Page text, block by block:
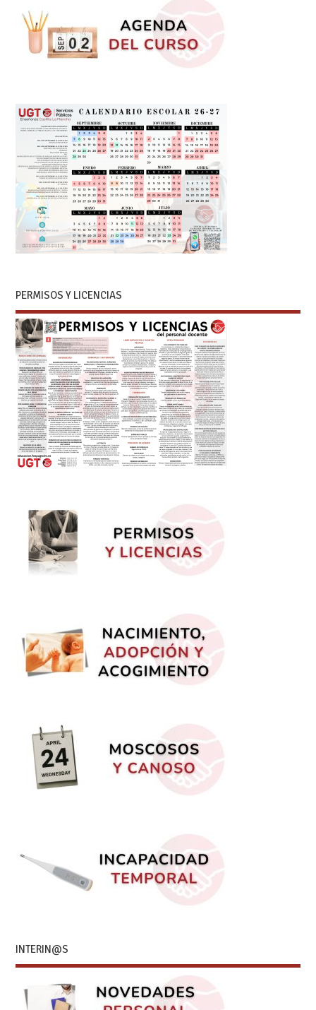
PERMISOS Y LICENCIAS
INTERIN@S